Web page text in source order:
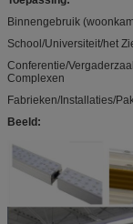
Binnengebruik
School/Universiteit/het
Conferentie/
Complexen
Fabrieken/Installaties/
Beeld: